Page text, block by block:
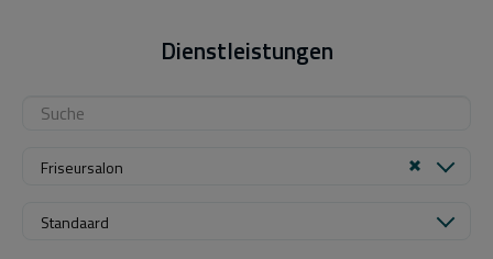
Dienstleistungen
Friseursalon
Standaard